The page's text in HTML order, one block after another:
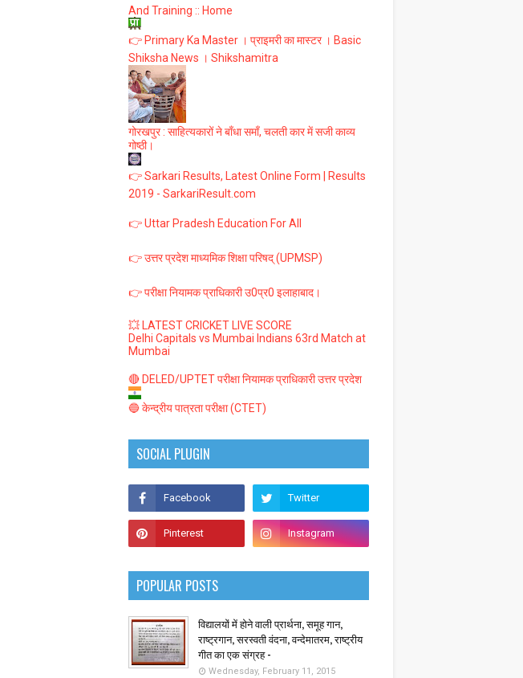
And Training :: Home
👉 Primary Ka Master । प्राइमरी का मास्टर । Basic
Shiksha News । Shikshamitra
गोरखपुर : साहित्यकारों ने बाँधा समाँ, चलती कार में सजी काव्य
गोष्ठी।
👉 Sarkari Results, Latest Online Form | Results
2019 - SarkariResult.com
👉 Uttar Pradesh Education For All
👉 उत्तर प्रदेश माध्यमिक शिक्षा परिषद् (UPMSP)
👉 परीक्षा नियामक प्राधिकारी उ0प्र0 इलाहाबाद।
💥 LATEST CRICKET LIVE SCORE
Delhi Capitals vs Mumbai Indians 63rd Match at
Mumbai
🔴 DELED/UPTET परीक्षा नियामक प्राधिकारी उत्तर प्रदेश
🔵 केन्द्रीय पात्रता परीक्षा (CTET)
SOCIAL PLUGIN
POPULAR POSTS
विद्यालयों में होने वाली प्रार्थना, समूह गान,
राष्ट्रगान, सरस्वती वंदना, वन्देमातरम, राष्ट्रीय
गीत का एक संग्रह -
Wednesday, February 11, 2015